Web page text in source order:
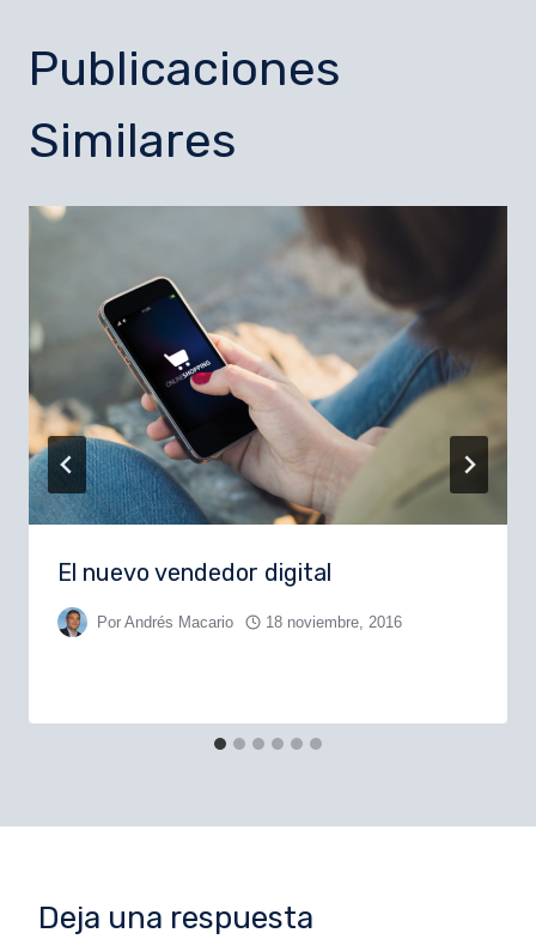
Publicaciones
Similares
El nuevo vendedor digital
Por Andrés Macario 18 noviembre, 2016
Deja una respuesta